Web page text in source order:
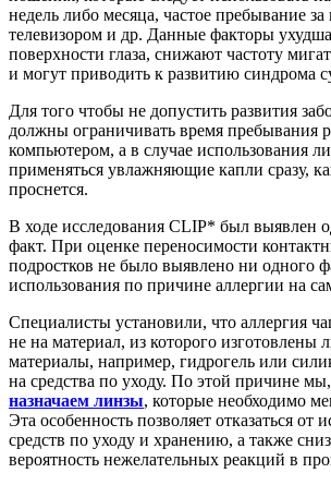
недель либо месяца, частое пребывание
телевизором и др. Данные факторы
поверхности глаза, снижают частоту
и могут приводить к развитию синдрома
Для того чтобы не допустить развития
должны ограничивать время пребывания
компьютером, а в случае использования
применяться увлажняющие капли сразу,
проснется.
В ходе исследования CLIP* был выявлен
факт. При оценке переносимости
подростков не было выявлено ни одного
использования по причине аллергии на
Специалисты установили, что аллергия
не на материал, из которого
материалы, например, гидрогель или
на средства по уходу. По этой причине
назначаем линзы, которые необходимо
Эта особенность позволяет отказаться от
средств по уходу и хранению, а также
вероятность нежелательных реакций в